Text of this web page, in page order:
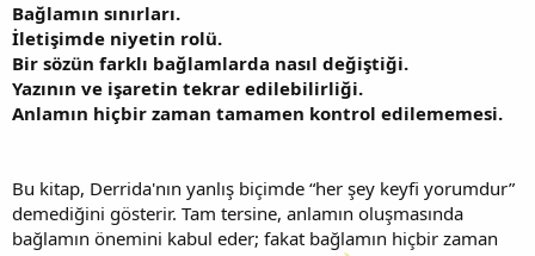
Bağlamın sınırları.
İletişimde niyetin rolü.
Bir sözün farklı bağlamlarda nasıl değiştiği.
Yazının ve işaretin tekrar edilebilirliği.
Anlamın hiçbir zaman tamamen kontrol edilememesi.
Bu kitap, Derrida'nın yanlış biçimde “her şey keyfi yorumdur”
demediğini gösterir. Tam tersine, anlamın oluşmasında
bağlamın önemini kabul eder; fakat bağlamın hiçbir zaman